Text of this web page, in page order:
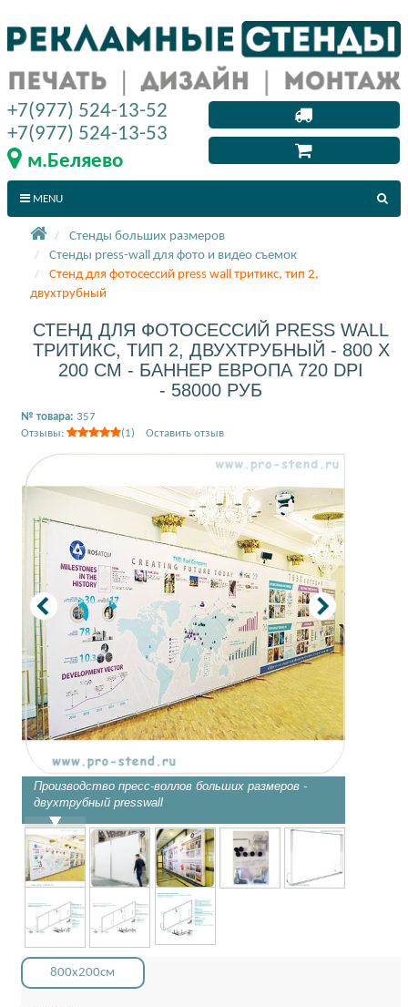
Стенды больших размеров
Стенды press-wall для фото и видео съемок
Стенд для фотосессий press wall тритикс, тип 2,
двухтрубный
СТЕНД ДЛЯ ФОТОСЕССИЙ PRESS WALL
ТРИТИКС, ТИП 2, ДВУХТРУБНЫЙ - 800 X
200 СМ - БАННЕР ЕВРОПА 720 DPI
- 58000 РУБ
№ товара: 357
Отзывы:
(1) Оставить отзыв
Производство пресс-воллов больших размеров -
двухтрубный presswall
800x200см
+7(977) 524-13-52
+7(977) 524-13-53
м.Беляево
MENU